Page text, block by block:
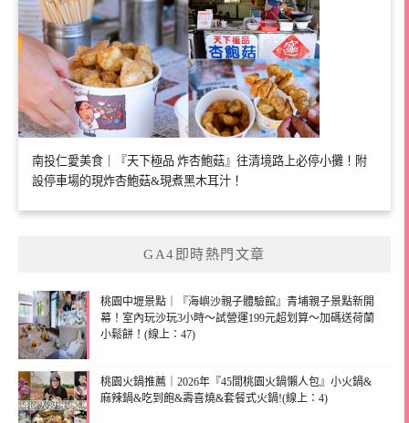
南投仁愛美食｜『天下極品 炸杏鮑菇』往清境路上必停小攤！附
設停車場的現炸杏鮑菇&現煮黑木耳汁！
GA4即時熱門文章
桃園中壢景點｜『海嶼沙親子體驗館』青埔親子景點新開
幕！室內玩沙玩3小時～試營運199元超划算～加碼送荷蘭
小鬆餅！(線上：47)
桃園火鍋推薦｜2026年『45間桃園火鍋懶人包』小火鍋&
麻辣鍋&吃到飽&壽喜燒&套餐式火鍋!(線上：4)